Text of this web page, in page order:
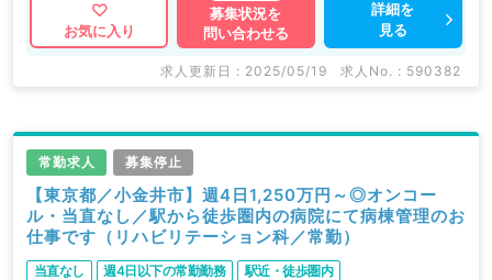
お気に入り
募集状況を
問い合わせる
詳細を
見る
求人更新日 : 2025/05/19 求人No. : 590382
常勤求人 募集停止
【東京都／小金井市】週4日1,250万円～◎オンコー
ル・当直なし／駅から徒歩圏内の病院にて病棟管理のお
仕事です（リハビリテーション科／常勤）
当直なし 週4日以下の常勤勤務 駅近・徒歩圏内